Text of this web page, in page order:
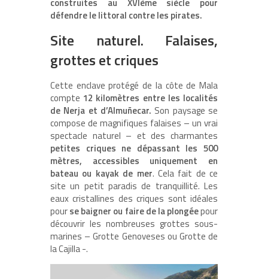
construites au XVIème siècle pour
défendre le littoral contre les pirates.
Site naturel. Falaises,
grottes et criques
Cette enclave protégé de la côte de Mala
compte 12 kilomètres entre les localités
de Nerja et d’Almuñecar. Son paysage se
compose de magnifiques falaises – un vrai
spectacle naturel – et des charmantes
petites criques ne dépassant les 500
mètres, accessibles uniquement en
bateau ou kayak de mer. Cela fait de ce
site un petit paradis de tranquillité. Les
eaux cristallines des criques sont idéales
pourse baigner ou faire de la plongéepour
découvrir les nombreuses grottes sous-
marines – Grotte Genoveses ou Grotte de
la Cajilla -.